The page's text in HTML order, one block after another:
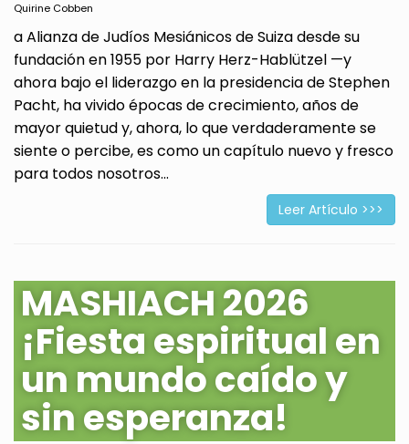
Quirine Cobben
a Alianza de Judíos Mesiánicos de Suiza desde su
fundación en 1955 por Harry Herz-Hablützel —y
ahora bajo el liderazgo en la presidencia de Stephen
Pacht, ha vivido épocas de crecimiento, años de
mayor quietud y, ahora, lo que verdaderamente se
siente o percibe, es como un capítulo nuevo y fresco
para todos nosotros...
Leer Artículo >>>
MASHIACH 2026
¡Fiesta espiritual en
un mundo caído y
sin esperanza!